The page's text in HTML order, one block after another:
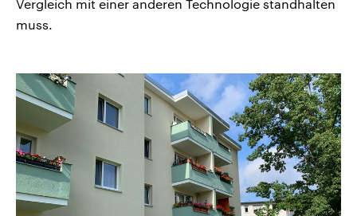
Vergleich mit einer anderen Technologie standhalten
muss.